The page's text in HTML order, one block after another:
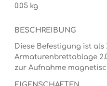
0.05 kg
BESCHREIBUNG
Diese Befestigung ist
Armaturenbrettablage
zur Aufnahme
EIGENSCHAFTEN